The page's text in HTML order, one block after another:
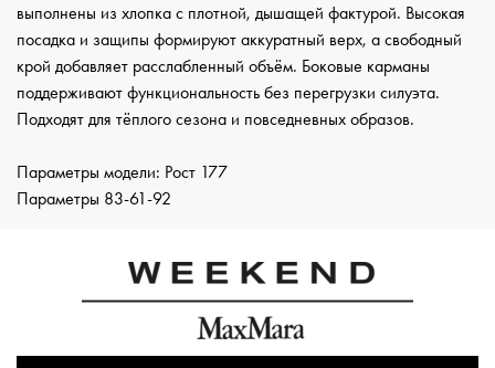
выполнены из хлопка с плотной, дышащей фактурой. Высокая
посадка и защипы формируют аккуратный верх, а свободный
крой добавляет расслабленный объём. Боковые карманы
поддерживают функциональность без перегрузки силуэта.
Подходят для тёплого сезона и повседневных образов.
Параметры модели: Рост 177
Параметры 83-61-92